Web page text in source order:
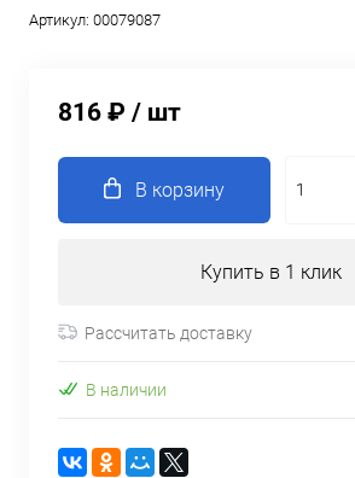
Артикул: 00079087
816 ₽ / шт
В корзину
Купить в 1 клик
Рассчитать доставку
В наличии